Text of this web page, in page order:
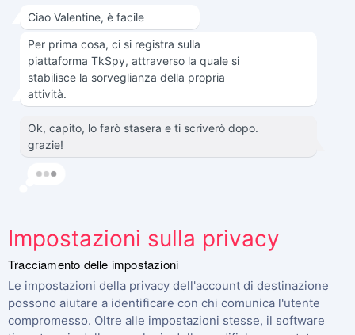
Ciao Valentine, è facile
Per prima cosa, ci si registra sulla
piattaforma TkSpy, attraverso la quale si
stabilisce la sorveglianza della propria
attività.
Ok, capito, lo farò stasera e ti scriverò dopo.
grazie!
Impostazioni sulla privacy
Tracciamento delle impostazioni
Le impostazioni della privacy dell'account di destinazione
possono aiutare a identificare con chi comunica l'utente
compromesso. Oltre alle impostazioni stesse, il software